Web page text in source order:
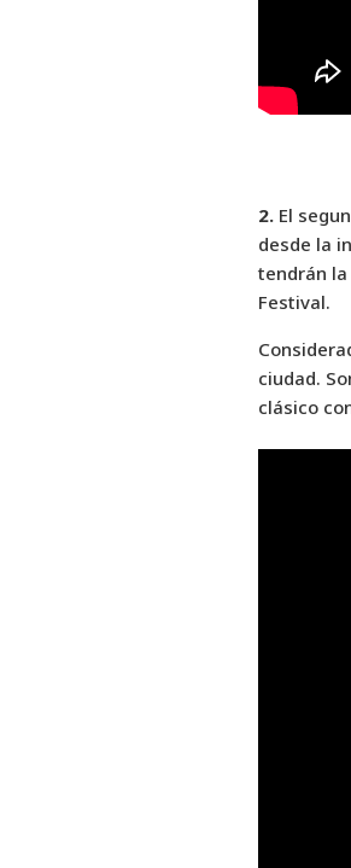
2.El
desde la
tendrán
Festival.
ciudad.
clásico